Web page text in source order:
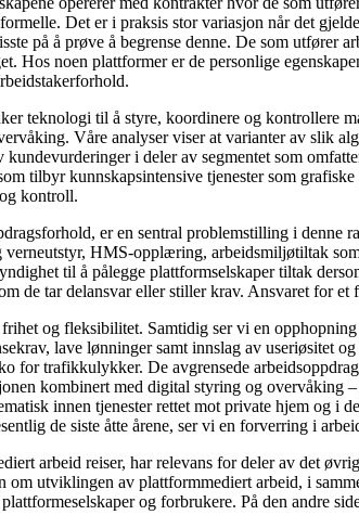
Det er i praksis stor variasjon når det
på å prøve å begrense denne. De som
Hos noen plattformer er de personlige
teknologi til å styre, koordinere og kontrollere
Våre analyser viser at varianter av slik
i deler av segmentet som
tilbyr kunnskapsintensive tjenester som
kontroll.
er en sentral problemstilling i denne
HMS-opplæring, arbeidsmiljøtiltak
til å pålegge plattformselskaper tiltak
de tar delansvar eller stiller krav. Ansvaret for
og fleksibilitet. Samtidig ser vi en
lave lønninger samt innslag av useriøsitet
for trafikkulykker. De avgrensede
kombinert med digital styring og overvåking
innen tjenester rettet mot private hjem og
de siste åtte årene, ser vi en forverring i
arbeid reiser, har relevans for deler av det
om utviklingen av plattformmediert arbeid, i
og forbrukere. På den andre